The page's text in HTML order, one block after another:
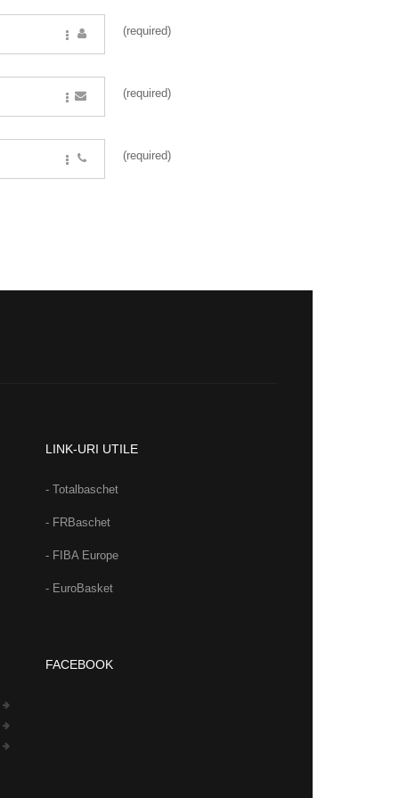
(required)
(required)
(required)
LINK-URI UTILE
- Totalbaschet
- FRBaschet
- FIBA Europe
- EuroBasket
FACEBOOK